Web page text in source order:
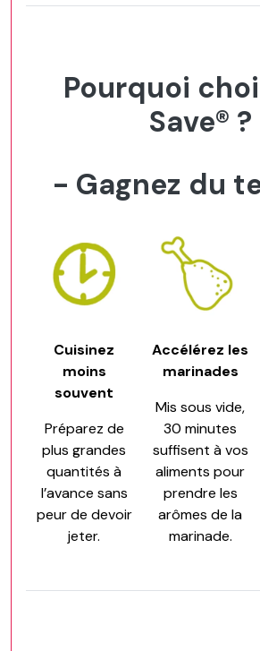
Pourquoi
Save® ?
- Gagnez du
Cuisinez
moins
souvent
Préparez de
plus grandes
quantités à
l’avance sans
peur de devoir
jeter.
Accélérez les
marinades
Mis sous vide,
30 minutes
suffisent à vos
aliments pour
prendre les
arômes de la
marinade.